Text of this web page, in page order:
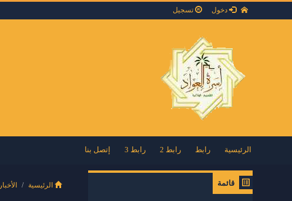
دخول تسجيل
الرئيسية رابط رابط 2 رابط 3 إتصل بنا
قائمة الرئيسية الأخبار